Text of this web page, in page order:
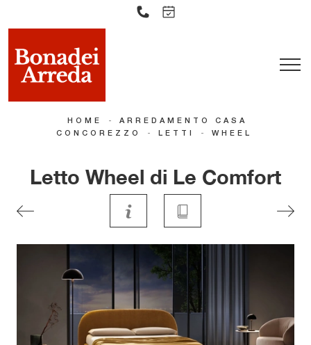
HOME -
ARREDAMENTO CASA
CONCOREZZO
- LETTI - WHEEL
Letto Wheel di Le Comfort